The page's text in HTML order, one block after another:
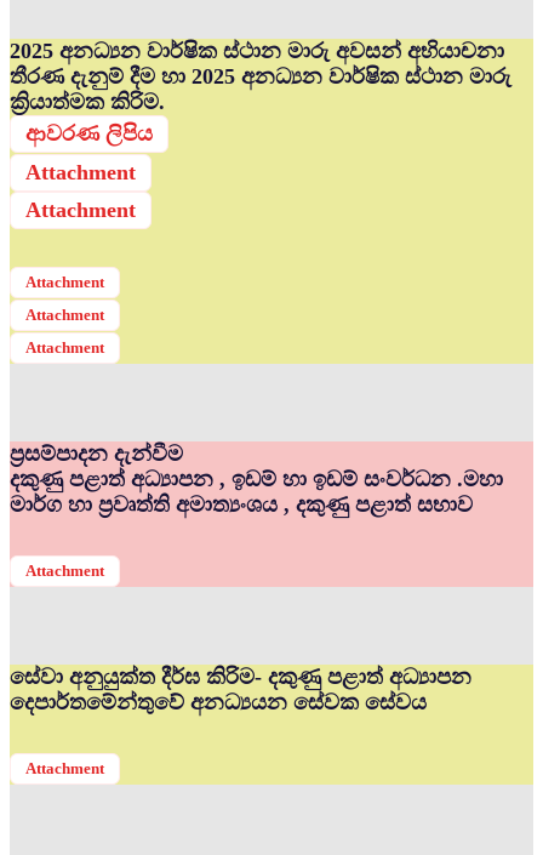
2025 අනධ්‍යන වාර්ෂික ස්ථාන මාරු අවසන් අභියාචනා
තීරණ දැනුම් දීම හා 2025 අනධ්‍යන වාර්ෂික ස්ථාන මාරු
ක්‍රියාත්මක කිරිම.
ආවරණ ලිපිය
Attachment
Attachment
Attachment
Attachment
Attachment
ප්‍රසම්පාදන දැන්වීම
දකුණු පළාත් අධ්‍යාපන , ඉඩම් හා ඉඩම් සංවර්ධන .මහා
මාර්ග හා ප්‍රවෘත්ති අමාත්‍යංශය , දකුණු පළාත් සභාව
Attachment
සේවා අනුයුක්ත දීර්ඝ කිරිම- දකුණු පළාත් අධ්‍යාපන
දෙපාර්තමේන්තුවේ අනධ්‍යයන සේවක සේවය
Attachment